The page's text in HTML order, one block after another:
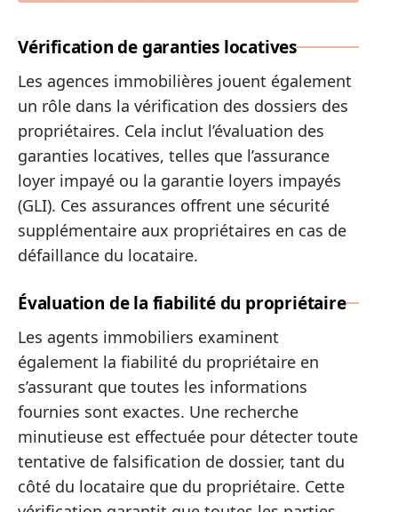
Vérification de garanties locatives
Les agences immobilières jouent également
un rôle dans la vérification des dossiers des
propriétaires. Cela inclut l’évaluation des
garanties locatives, telles que l’assurance
loyer impayé ou la garantie loyers impayés
(GLI). Ces assurances offrent une sécurité
supplémentaire aux propriétaires en cas de
défaillance du locataire.
Évaluation de la fiabilité du propriétaire
Les agents immobiliers examinent
également la fiabilité du propriétaire en
s’assurant que toutes les informations
fournies sont exactes. Une recherche
minutieuse est effectuée pour détecter toute
tentative de falsification de dossier, tant du
côté du locataire que du propriétaire. Cette